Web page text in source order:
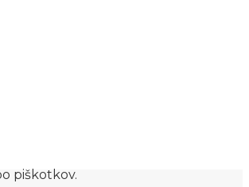
piškotkov.